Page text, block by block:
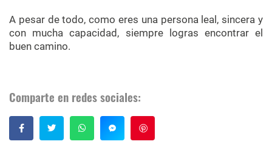
A pesar de todo, como eres una persona leal, sincera y
con mucha capacidad, siempre logras encontrar el
buen camino.
Comparte en redes sociales: